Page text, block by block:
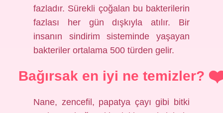
fazladır. Sürekli çoğalan bu bakterilerin
fazlası her gün dışkıyla atılır. Bir
insanın sindirim sisteminde yaşayan
bakteriler ortalama 500 türden gelir.
Bağırsak en iyi ne temizler?
Nane, zencefil, papatya çayı gibi bitki